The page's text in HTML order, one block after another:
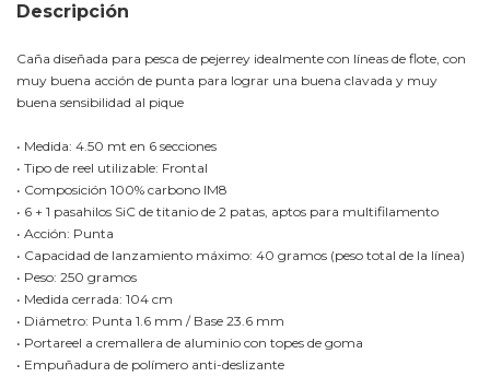
Descripción
Caña diseñada para pesca de pejerrey idealmente con líneas de flote, con
muy buena acción de punta para lograr una buena clavada y muy
buena sensibilidad al pique
• Medida: 4.50 mt en 6 secciones
• Tipo de reel utilizable: Frontal
• Composición 100% carbono IM8
• 6 + 1 pasahilos SiC de titanio de 2 patas, aptos para multifilamento
• Acción: Punta
• Capacidad de lanzamiento máximo: 40 gramos (peso total de la línea)
• Peso: 250 gramos
• Medida cerrada: 104 cm
• Diámetro: Punta 1.6 mm / Base 23.6 mm
• Portareel a cremallera de aluminio con topes de goma
• Empuñadura de polímero anti-deslizante